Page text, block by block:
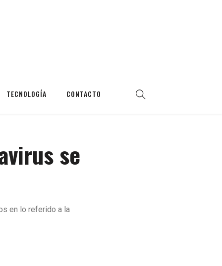
TECNOLOGÍA CONTACTO
se
en lo referido a la